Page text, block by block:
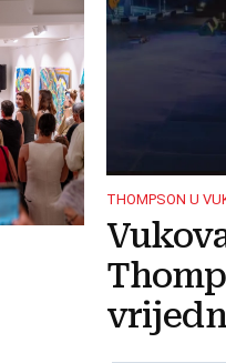
THOMPSON U